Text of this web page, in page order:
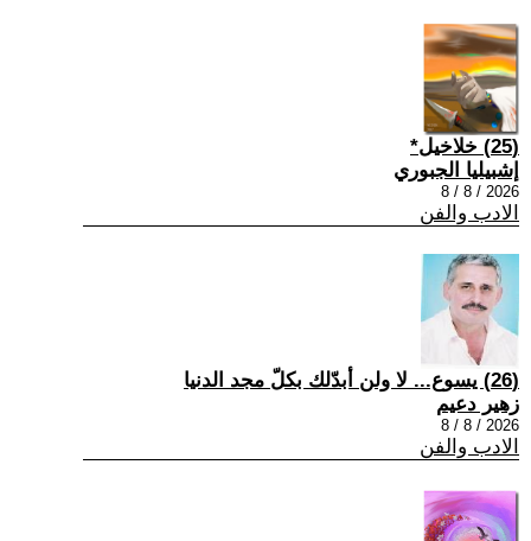
(25) خلاخيل*
إشبيليا الجبوري
2026 / 8 / 8
الادب والفن
(26) يسوع... لا ولن أبدّلك بكلّ مجد الدنيا
زهير دعيم
2026 / 8 / 8
الادب والفن